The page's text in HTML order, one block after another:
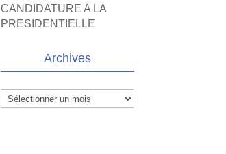
CANDIDATURE A LA
PRESIDENTIELLE
Archives
Archives